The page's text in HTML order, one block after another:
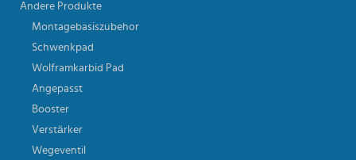
Andere Produkte
Montagebasiszubehor
Schwenkpad
Wolframkarbid Pad
Angepasst
Booster
Verstärker
Wegeventil